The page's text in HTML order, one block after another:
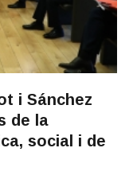
i Sánchez
de la
social i de